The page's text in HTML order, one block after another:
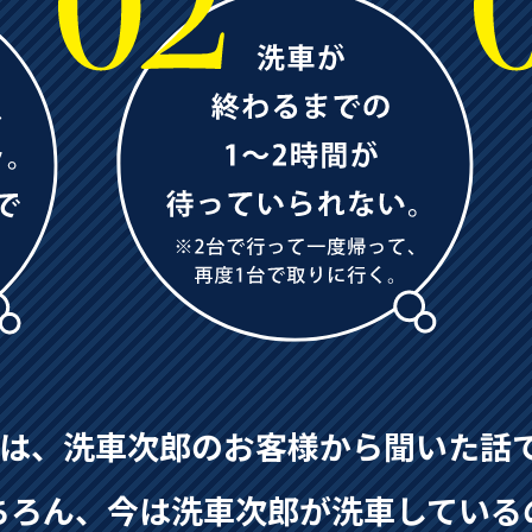
、洗車次郎のお客様から聞いた話
ろん、今は洗車次郎が洗車している